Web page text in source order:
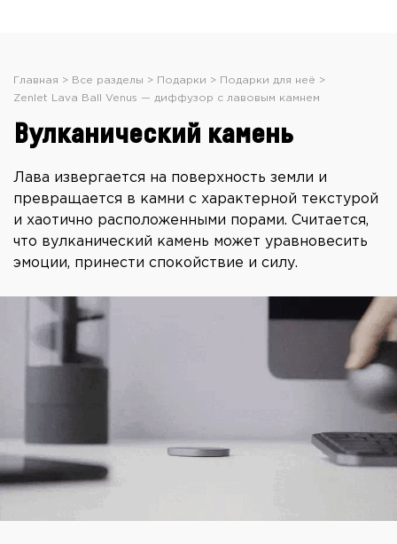
Главная Все разделы Подарки
Подарки для неё
Zenlet Lava Ball Venus — диффузор с лавовым камнем
Вулканический камень
Лава извергается на поверхность земли и
превращается в камни с характерной текстурой
и хаотично расположенными порами. Считается,
что вулканический камень может уравновесить
эмоции, принести спокойствие и силу.